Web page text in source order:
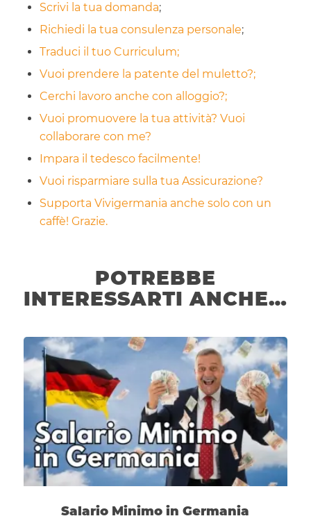
Scrivi la tua domanda;
Richiedi la tua consulenza personale;
Traduci il tuo Curriculum;
Vuoi prendere la patente del muletto?;
Cerchi lavoro anche con alloggio?;
Vuoi promuovere la tua attività? Vuoi
collaborare con me?
Impara il tedesco facilmente!
Vuoi risparmiare sulla tua Assicurazione?
Supporta Vivigermania anche solo con un
caffè! Grazie.
POTREBBE
INTERESSARTI ANCHE…
Salario Minimo in Germania